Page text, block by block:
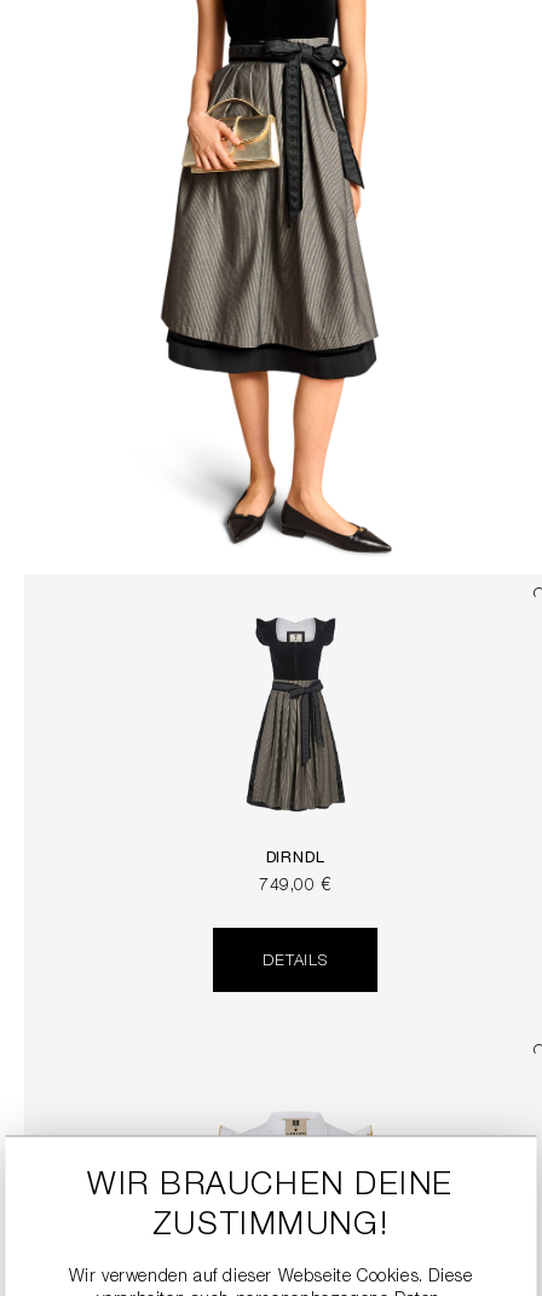
DIRNDL
749,00 €
DETAILS
WIR BRAUCHEN DEINE
ZUSTIMMUNG!
Wir verwenden auf dieser Webseite Cookies. Diese